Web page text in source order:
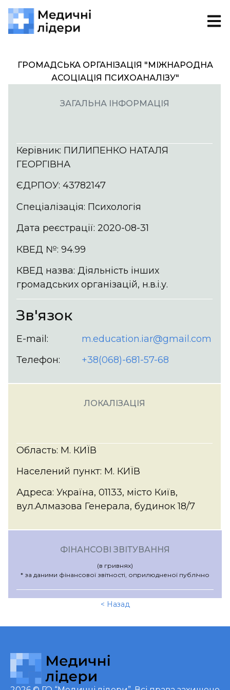
ГРОМАДСЬКА ОРГАНІЗАЦІЯ "МІЖНАРОДНА
АСОЦІАЦІЯ ПСИХОАНАЛІЗУ"
ЗАГАЛЬНА ІНФОРМАЦІЯ
Керівник: ПИЛИПЕНКО НАТАЛЯ
ГЕОРГІВНА
ЄДРПОУ: 43782147
Спеціалізація: Психологія
Дата реєстрації: 2020-08-31
КВЕД №: 94.99
КВЕД назва: Діяльність інших
громадських організацій, н.в.і.у.
Зв'язок
E-mail:
m.education.iar@gmail.com
Телефон:
+38(068)-681-57-68
ЛОКАЛІЗАЦІЯ
Область: М. КИЇВ
Населений пункт: М. КИЇВ
Адреса: Україна, 01133, місто Київ,
вул.Алмазова Генерала, будинок 18/7
ФІНАНСОВІ ЗВІТУВАННЯ
(в гривнях)
* за даними фінансової звітності, оприлюдненої публічно
< Назад